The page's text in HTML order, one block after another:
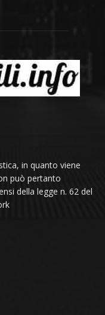
in quanto viene
può pertanto
della legge n. 62 del